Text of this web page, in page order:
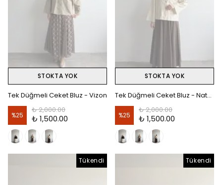
STOKTA YOK
Tek Düğmeli Ceket Bluz - Vizon
%25
₺ 2,000.00
₺ 1,500.00
STOKTA YOK
Tek Düğmeli Ceket Bluz - Natural
%25
₺ 2,000.00
₺ 1,500.00
Tükendi Tükendi